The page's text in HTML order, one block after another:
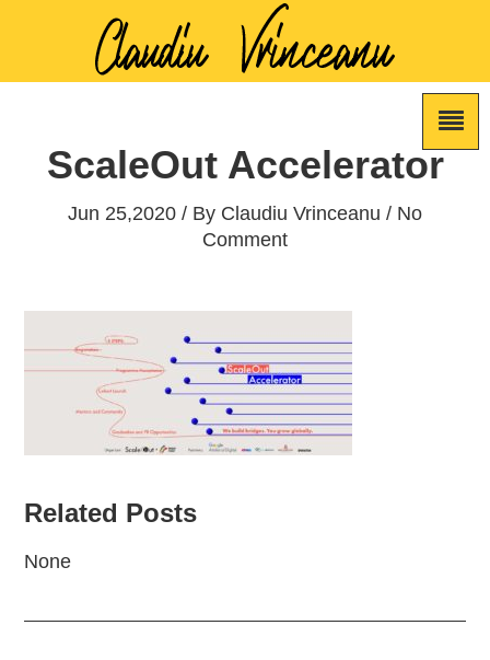
ScaleOut Accelerator
Jun 25,2020 / By Claudiu Vrinceanu / No
Comment
Related Posts
None